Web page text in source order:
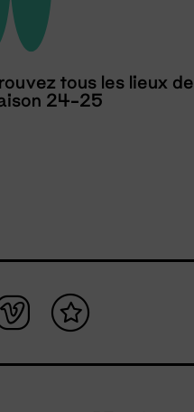
tous les lieux de
24-25